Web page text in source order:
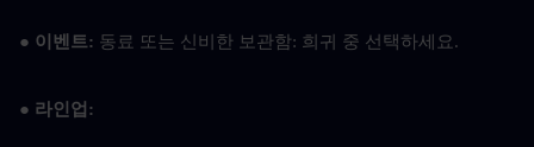
● 이벤트: 동료 또는 신비한 보관함: 희귀 중 선택하세요.
● 라인업: